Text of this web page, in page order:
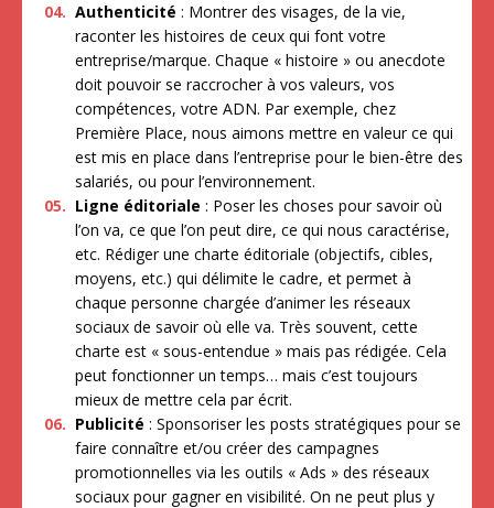
Authenticité : Montrer des visages, de la vie,
raconter les histoires de ceux qui font votre
entreprise/marque. Chaque « histoire » ou anecdote
doit pouvoir se raccrocher à vos valeurs, vos
compétences, votre ADN. Par exemple, chez
Première Place, nous aimons mettre en valeur ce qui
est mis en place dans l’entreprise pour le bien-être des
salariés, ou pour l’environnement.
Ligne éditoriale : Poser les choses pour savoir où
l’on va, ce que l’on peut dire, ce qui nous caractérise,
etc. Rédiger une charte éditoriale (objectifs, cibles,
moyens, etc.) qui délimite le cadre, et permet à
chaque personne chargée d’animer les réseaux
sociaux de savoir où elle va. Très souvent, cette
charte est « sous-entendue » mais pas rédigée. Cela
peut fonctionner un temps… mais c’est toujours
mieux de mettre cela par écrit.
Publicité : Sponsoriser les posts stratégiques pour se
faire connaître et/ou créer des campagnes
promotionnelles via les outils « Ads » des réseaux
sociaux pour gagner en visibilité. On ne peut plus y